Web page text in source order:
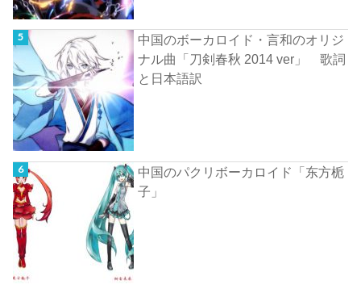
中国のボーカロイド・言和のオリジ
ナル曲「刀剣春秋 2014 ver」 歌詞
と日本語訳
中国のパクリボーカロイド「东方栀
子」